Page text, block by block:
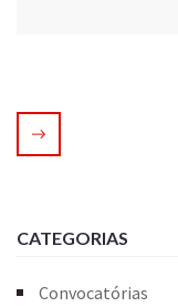
CATEGORIAS
Convocatórias